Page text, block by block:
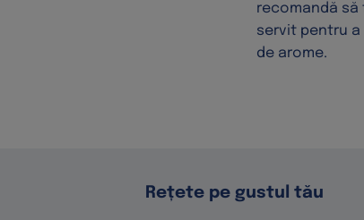
recomandă
servit pentru
de arome.
Rețete pe gustul tău